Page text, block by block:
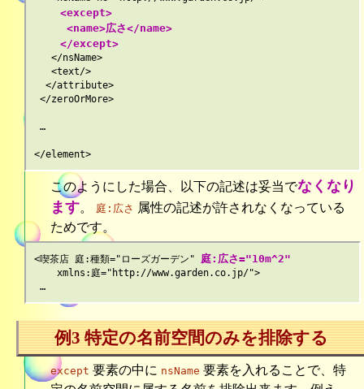
    <except>
     <name>広さ</name>
    </except>
   </nsName>
   <text/>
  </attribute>
</zeroOrMore>
…
このようにした場合、以下の記述は妥当でなくなり
ます。 庭:広さ 属性の記述が許されなくなっている
ためです。
<喫茶店 庭:種類="ローズガーデン" 庭:広さ="10m^2"
    xmlns:庭="http://www.garden.co.jp/">
例3 特定の名前空間のみを排除する
except 要素の中に nsName 要素を入れることで、特